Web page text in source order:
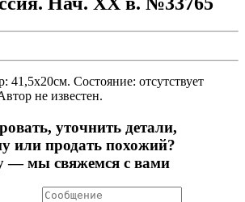
41,5х20см. Состояние: отсутствует
не известен.
уточнить детали,
или продать похожий?
— мы свяжемся с вами